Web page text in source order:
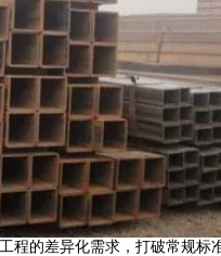
的差异化需求，打破常规标